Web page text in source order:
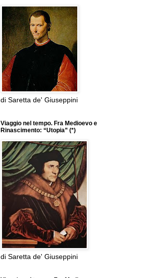
di Saretta de' Giuseppini
Viaggio nel tempo. Fra Medioevo e
Rinascimento: “Utopia” (*)
di Saretta de' Giuseppini